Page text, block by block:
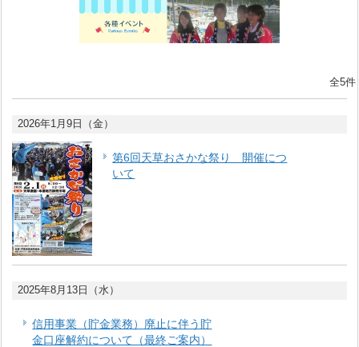
全5件
2026年1月9日（金）
第6回天草おさかな祭り 開催につ
いて
2025年8月13日（水）
信用事業（貯金業務）廃止に伴う貯
金口座解約について（最終ご案内）